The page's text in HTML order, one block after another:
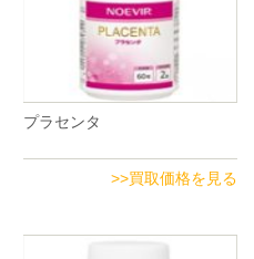
プラセンタ
>>買取価格を見る